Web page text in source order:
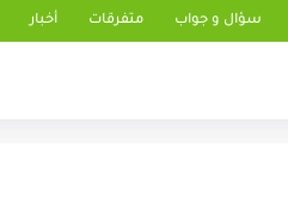
سؤال و جواب متفرقات أخبار